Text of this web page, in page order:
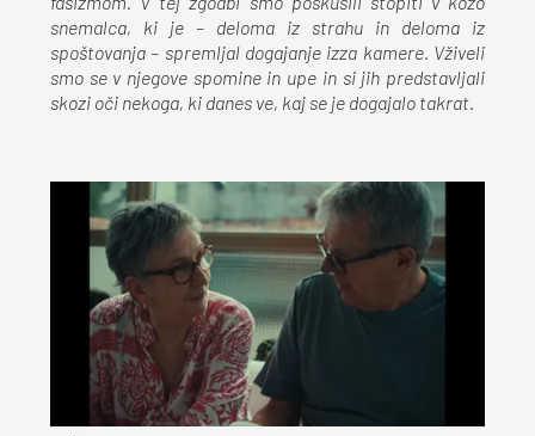
fašizmom. V tej zgodbi smo poskusili stopiti v kožo
snemalca, ki je – deloma iz strahu in deloma iz
spoštovanja – spremljal dogajanje izza kamere. Vživeli
smo se v njegove spomine in upe in si jih predstavljali
skozi oči nekoga, ki danes ve, kaj se je dogajalo takrat.